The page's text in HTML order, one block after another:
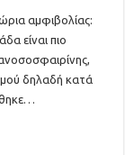
αμφιβολίας:
είναι πιο
δηλαδή κατά